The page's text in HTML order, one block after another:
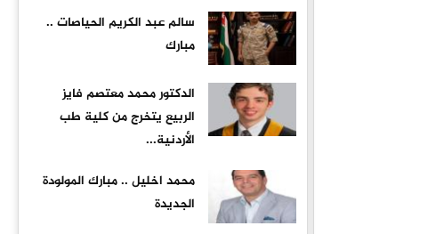
سالم عبد الكريم الحياصات ..
مبارك
الدكتور محمد معتصم فايز
الربيع يتخرج من كلية طب
الأردنية...
محمد اخليل .. مبارك المولودة
الجديدة